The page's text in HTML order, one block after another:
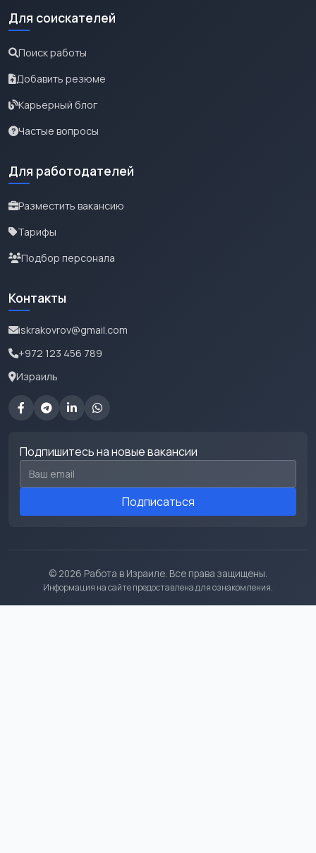
Для соискателей
Поиск работы
Добавить резюме
Карьерный блог
Частые вопросы
Для работодателей
Разместить вакансию
Тарифы
Подбор персонала
Контакты
iskrakovrov@gmail.com
+972 123 456 789
Израиль
Подпишитесь на новые вакансии
Email для подписки
Подписаться
© 2026 Работа в Израиле. Все права защищены.
Информация на сайте предоставлена для ознакомления.